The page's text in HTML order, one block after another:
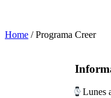
Home /Programa Creer
Lunes